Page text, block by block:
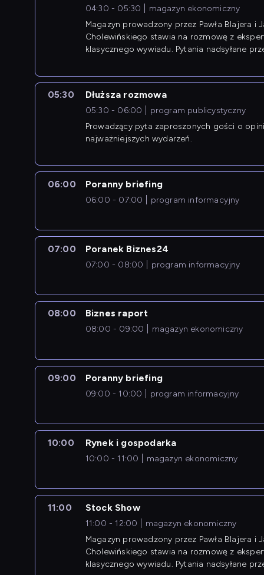
04:30 - 05:30
magazyn ekonomiczny
Magazyn prowadzony przez Pawła Blajera i
Cholewińskiego stawia na rozmowę z
klasycznego wywiadu. Pytania nadsyłane
05:30 Dłuższa rozmowa
05:30 - 06:00
program publicystyczny
Prowadzący pyta zaproszonych gości o
najważniejszych wydarzeń.
06:00 Poranny briefing
06:00 - 07:00 program informacyjny
07:00 Poranek Biznes24
07:00 - 08:00 program informacyjny
08:00 Biznes raport
08:00 - 09:00 magazyn ekonomiczny
09:00 Poranny briefing
09:00 - 10:00 program informacyjny
10:00 Rynek i gospodarka
10:00 - 11:00 magazyn ekonomiczny
11:00 Stock Show
11:00 - 12:00
magazyn ekonomiczny
Magazyn prowadzony przez Pawła Blajera i
Cholewińskiego stawia na rozmowę z
klasycznego wywiadu. Pytania nadsyłane